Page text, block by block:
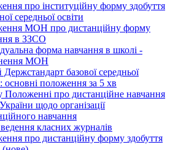
про інституційну форму здобуття
середньої освіти
МОН про дистанційну форму
в ЗЗСО
форма навчання в школі -
МОН
базової середньої
основні положення за 5 хв
Положенні про дистанційне навчання
щодо організації
навчання
класних журналів
про дистанційну форму здобуття